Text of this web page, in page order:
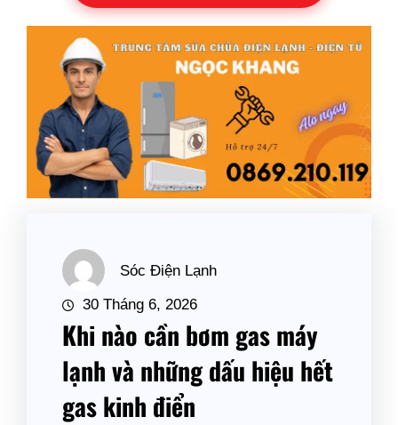
Sóc Điện Lạnh
30 Tháng 6, 2026
Khi nào cần bơm gas máy
lạnh và những dấu hiệu hết
gas kinh điển